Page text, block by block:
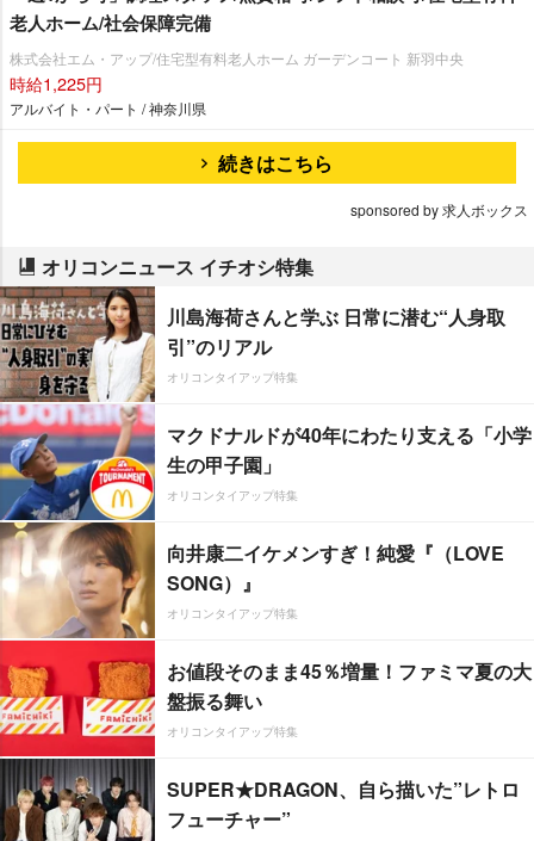
老人ホーム/社会保障完備
株式会社エム・アップ/住宅型有料老人ホーム ガーデンコート 新羽中央
時給1,225円
アルバイト・パート / 神奈川県
続きはこちら
sponsored by 求人ボックス
オリコンニュース イチオシ特集
川島海荷さんと学ぶ 日常に潜む“人身取
引”のリアル
オリコンタイアップ特集
マクドナルドが40年にわたり支える「小学
生の甲子園」
オリコンタイアップ特集
向井康二イケメンすぎ！純愛『（LOVE
SONG）』
オリコンタイアップ特集
お値段そのまま45％増量！ファミマ夏の大
盤振る舞い
オリコンタイアップ特集
SUPER★DRAGON、自ら描いた”レトロ
フューチャー”